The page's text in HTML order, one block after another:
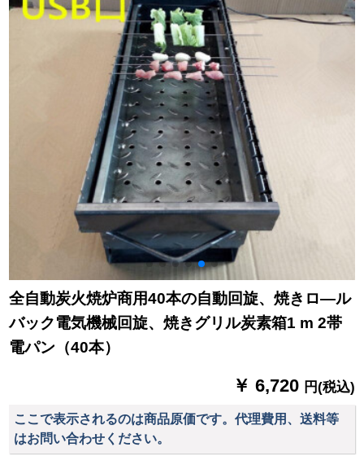
50*20*14です。
全自動炭火焼炉商用40本の自動回旋、焼きロ―ル
バック電気機械回旋、焼きグリル炭素箱1 m 2帯
電パン（40本）
￥ 6,720 円(税込)
ここで表示されるのは商品原価です。代理費用、送料等
はお問い合わせください。